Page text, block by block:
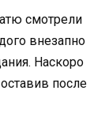
смотрели
внезапно
Наскоро
после